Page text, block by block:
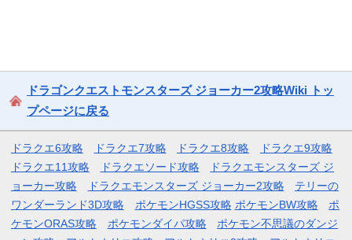
ドラゴンクエストモンスターズ ジョーカー2攻略Wiki トッ
プページに戻る
ドラクエ6攻略 ドラクエ7攻略 ドラクエ8攻略
ドラクエ9攻略
ドラクエ11攻略
ドラクエソード攻略
ドラクエモンスターズ ジ
ョーカー攻略
ドラクエモンスターズ ジョーカー2攻略
テリーの
ワンダーランド3D攻略
ポケモンHGSS攻略 ポケモンBW攻略
ポ
ケモンORAS攻略
ポケモンダイパ攻略
ポケモン不思議のダンジ